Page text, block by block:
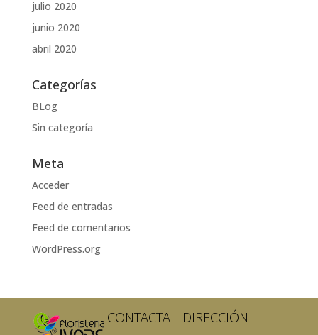
julio 2020
junio 2020
abril 2020
Categorías
BLog
Sin categoría
Meta
Acceder
Feed de entradas
Feed de comentarios
WordPress.org
CONTACTA DIRECCIÓN